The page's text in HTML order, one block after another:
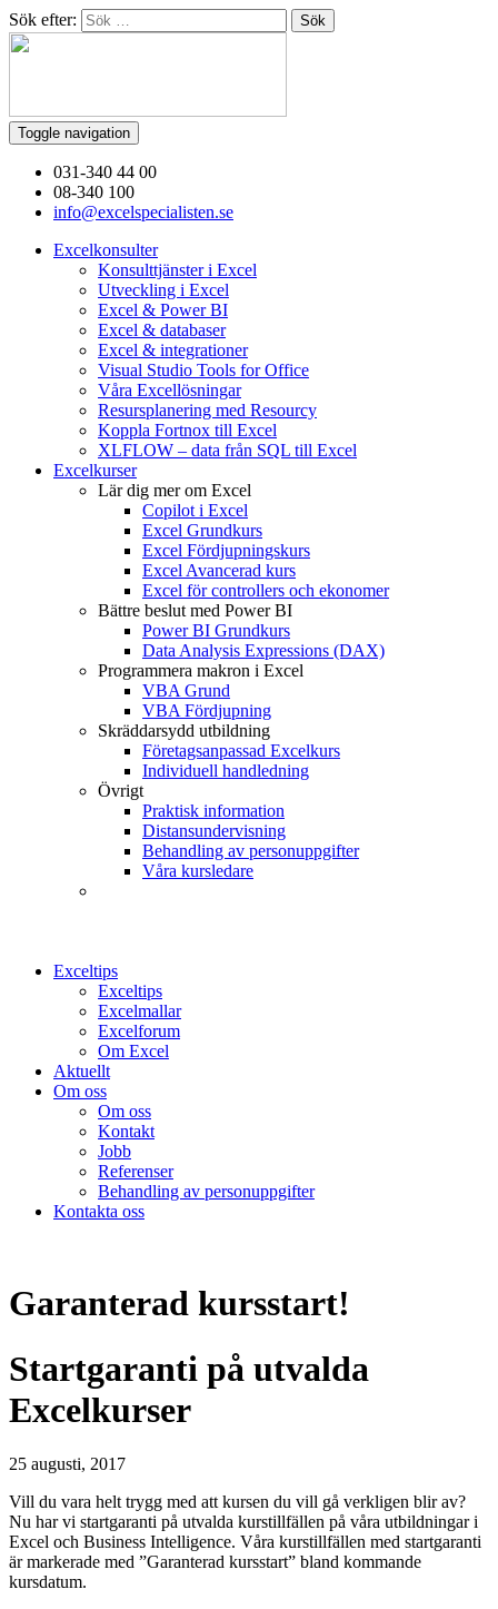
Sök efter:
Toggle navigation
031-340 44 00
08-340 100
info@excelspecialisten.se
Excelkonsulter
Konsulttjänster i Excel
Utveckling i Excel
Excel & Power BI
Excel & databaser
Excel & integrationer
Visual Studio Tools for Office
Våra Excellösningar
Resursplanering med Resourcy
Koppla Fortnox till Excel
XLFLOW – data från SQL till Excel
Excelkurser
Lär dig mer om Excel
Copilot i Excel
Excel Grundkurs
Excel Fördjupningskurs
Excel Avancerad kurs
Excel för controllers och ekonomer
Bättre beslut med Power BI
Power BI Grundkurs
Data Analysis Expressions (DAX)
Programmera makron i Excel
VBA Grund
VBA Fördjupning
Skräddarsydd utbildning
Företagsanpassad Excelkurs
Individuell handledning
Övrigt
Praktisk information
Distansundervisning
Behandling av personuppgifter
Våra kursledare
Exceltips
Exceltips
Excelmallar
Excelforum
Om Excel
Aktuellt
Om oss
Om oss
Kontakt
Jobb
Referenser
Behandling av personuppgifter
Kontakta oss
Garanterad kursstart!
Startgaranti på utvalda
Excelkurser
25 augusti, 2017
Vill du vara helt trygg med att kursen du vill gå verkligen blir av?
Nu har vi startgaranti på utvalda kurstillfällen på våra utbildningar i
Excel och Business Intelligence. Våra kurstillfällen med startgaranti
är markerade med ”Garanterad kursstart” bland kommande
kursdatum.